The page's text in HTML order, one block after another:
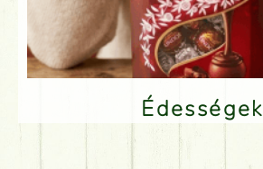
Édességek